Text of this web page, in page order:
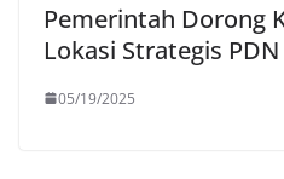
Pemerintah Dorong
Lokasi Strategis PDN
05/19/2025